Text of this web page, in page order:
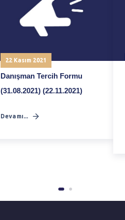
22 Kasım 2021
Danışman Tercih Formu
(31.08.2021) (22.11.2021)
Devamı...